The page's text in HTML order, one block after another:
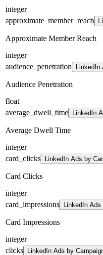
integer
approximate_member_reach
Approximate Member Reach
integer
audience_penetration
Audience Penetration
float
average_dwell_time
LinkedIn
Average Dwell Time
integer
card_clicks
LinkedIn Ads by
Card Clicks
integer
card_impressions
LinkedIn
Card Impressions
integer
clicks
LinkedIn Ads by